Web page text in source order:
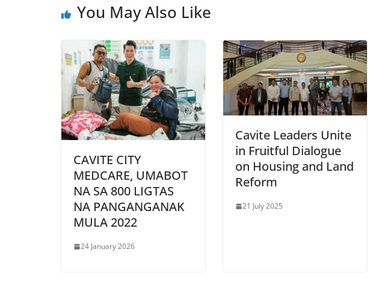
You May Also Like
CAVITE CITY
MEDCARE, UMABOT
NA SA 800 LIGTAS
NA PANGANGANAK
MULA 2022
24 January 2026
Cavite Leaders Unite
in Fruitful Dialogue
on Housing and Land
Reform
21 July 2025